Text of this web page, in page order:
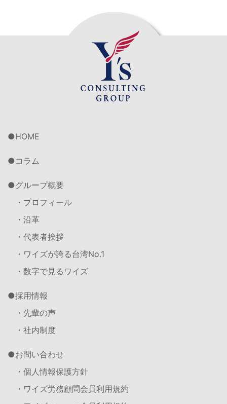
HOME
コラム
グループ概要
・プロフィール
・沿革
・代表者挨拶
・ワイズが誇る台湾No.1
・数字で見るワイズ
採用情報
・先輩の声
・社内制度
お問い合わせ
・個人情報保護方針
・ワイズ労務顧問会員利用規約